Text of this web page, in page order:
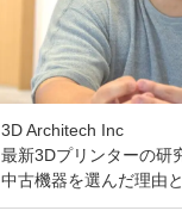
3D Architech Inc
最新3Dプリンターの研
中古機器を選んだ理由